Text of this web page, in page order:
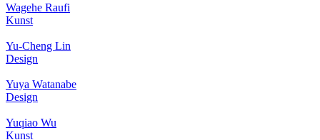
Wagehe Raufi
Kunst
Yu-Cheng Lin
Design
Yuya Watanabe
Design
Yuqiao Wu
Kunst